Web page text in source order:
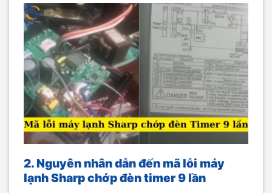
2. Nguyên nhân dẫn đến mã lỗi máy
lạnh Sharp chớp đèn timer 9 lần